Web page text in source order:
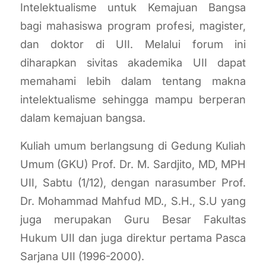
Intelektualisme untuk Kemajuan Bangsa
bagi mahasiswa program profesi, magister,
dan doktor di UII. Melalui forum ini
diharapkan sivitas akademika UII dapat
memahami lebih dalam tentang makna
intelektualisme sehingga mampu berperan
dalam kemajuan bangsa.
Kuliah umum berlangsung di Gedung Kuliah
Umum (GKU) Prof. Dr. M. Sardjito, MD, MPH
UII, Sabtu (1/12), dengan narasumber Prof.
Dr. Mohammad Mahfud MD., S.H., S.U yang
juga merupakan Guru Besar Fakultas
Hukum UII dan juga direktur pertama Pasca
Sarjana UII (1996-2000).